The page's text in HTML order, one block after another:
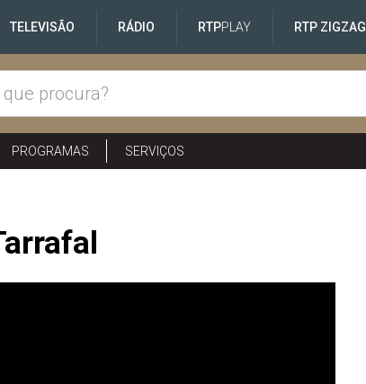
TELEVISÃO RÁDIO RTPPLAY RTP ZIGZAG
PROGRAMAS SERVIÇOS